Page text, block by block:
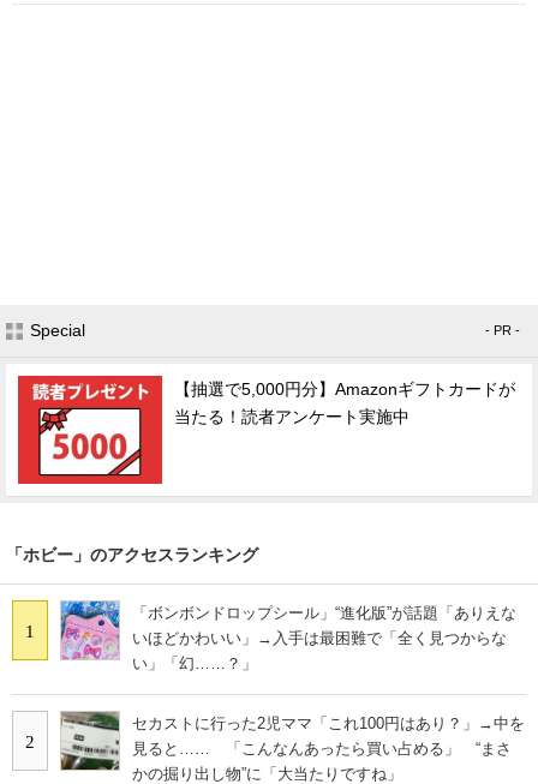
Special - PR -
【抽選で5,000円分】Amazonギフトカードが
当たる！読者アンケート実施中
「ホビー」のアクセスランキング
1
「ボンボンドロップシール」“進化版”が話題「ありえな
いほどかわいい」→入手は最困難で「全く見つからな
い」「幻……？」
2
セカストに行った2児ママ「これ100円はあり？」→中を
見ると…… 「こんなんあったら買い占める」 “まさ
かの掘り出し物”に「大当たりですね」